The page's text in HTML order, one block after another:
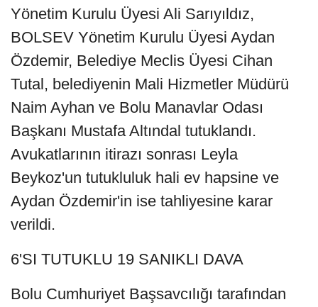
Yönetim Kurulu Üyesi Ali Sarıyıldız,
BOLSEV Yönetim Kurulu Üyesi Aydan
Özdemir, Belediye Meclis Üyesi Cihan
Tutal, belediyenin Mali Hizmetler Müdürü
Naim Ayhan ve Bolu Manavlar Odası
Başkanı Mustafa Altındal tutuklandı.
Avukatlarının itirazı sonrası Leyla
Beykoz'un tutukluluk hali ev hapsine ve
Aydan Özdemir'in ise tahliyesine karar
verildi.
6'SI TUTUKLU 19 SANIKLI DAVA
Bolu Cumhuriyet Başsavcılığı tarafından